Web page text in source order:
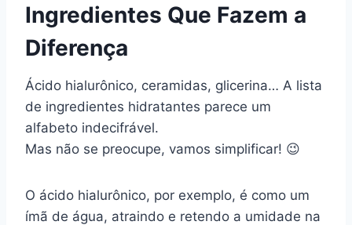
Ingredientes Que Fazem a
Diferença
Ácido hialurônico, ceramidas, glicerina… A lista
de ingredientes hidratantes parece um
alfabeto indecifrável.
Mas não se preocupe, vamos simplificar! 😉
O ácido hialurônico, por exemplo, é como um
ímã de água, atraindo e retendo a umidade na